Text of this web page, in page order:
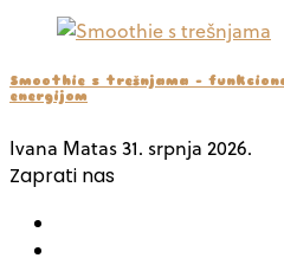
Smoothie s trešnjama –
energijom
Ivana Matas31. srpnja 2026.
Zaprati nas